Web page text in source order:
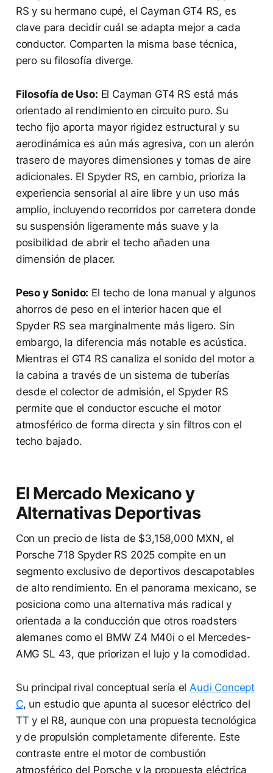
RS y su hermano cupé, el Cayman GT4 RS, es
clave para decidir cuál se adapta mejor a cada
conductor. Comparten la misma base técnica,
pero su filosofía diverge.
Filosofía de Uso: El Cayman GT4 RS está más
orientado al rendimiento en circuito puro. Su
techo fijo aporta mayor rigidez estructural y su
aerodinámica es aún más agresiva, con un alerón
trasero de mayores dimensiones y tomas de aire
adicionales. El Spyder RS, en cambio, prioriza la
experiencia sensorial al aire libre y un uso más
amplio, incluyendo recorridos por carretera donde
su suspensión ligeramente más suave y la
posibilidad de abrir el techo añaden una
dimensión de placer.
Peso y Sonido: El techo de lona manual y algunos
ahorros de peso en el interior hacen que el
Spyder RS sea marginalmente más ligero. Sin
embargo, la diferencia más notable es acústica.
Mientras el GT4 RS canaliza el sonido del motor a
la cabina a través de un sistema de tuberías
desde el colector de admisión, el Spyder RS
permite que el conductor escuche el motor
atmosférico de forma directa y sin filtros con el
techo bajado.
El Mercado Mexicano y
Alternativas Deportivas
Con un precio de lista de $3,158,000 MXN, el
Porsche 718 Spyder RS 2025 compite en un
segmento exclusivo de deportivos descapotables
de alto rendimiento. En el panorama mexicano, se
posiciona como una alternativa más radical y
orientada a la conducción que otros roadsters
alemanes como el BMW Z4 M40i o el Mercedes-
AMG SL 43, que priorizan el lujo y la comodidad.
Su principal rival conceptual sería elAudi Concept
C, un estudio que apunta al sucesor eléctrico del
TT y el R8, aunque con una propuesta tecnológica
y de propulsión completamente diferente. Este
contraste entre el motor de combustión
atmosférico del Porsche y la propuesta eléctrica